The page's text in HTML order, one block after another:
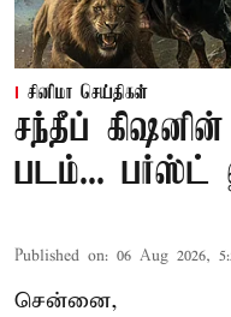
சினிமா செய்திகள்
சந்தீப் கிஷனின்
படம்... பர்ஸ்ட்
Published on: 06 Aug 2026,
சென்னை,